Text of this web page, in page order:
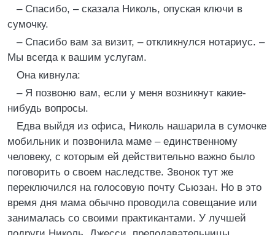
– Спасибо, – сказала Николь, опуская ключи в
сумочку.
– Спасибо вам за визит, – откликнулся нотариус. –
Мы всегда к вашим услугам.
Она кивнула:
– Я позвоню вам, если у меня возникнут какие-
нибудь вопросы.
Едва выйдя из офиса, Николь нашарила в сумочке
мобильник и позвонила маме – единственному
человеку, с которым ей действительно важно было
поговорить о своем наследстве. Звонок тут же
переключился на голосовую почту Сьюзан. Но в это
время дня мама обычно проводила совещание или
занималась со своими практикантами. У лучшей